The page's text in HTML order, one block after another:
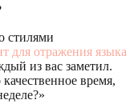
стилями
для отражения языка
из вас заметил.
время,